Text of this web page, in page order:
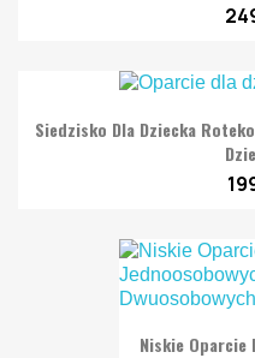
Siedzisko Dla Dziecka
Niskie Oparcie